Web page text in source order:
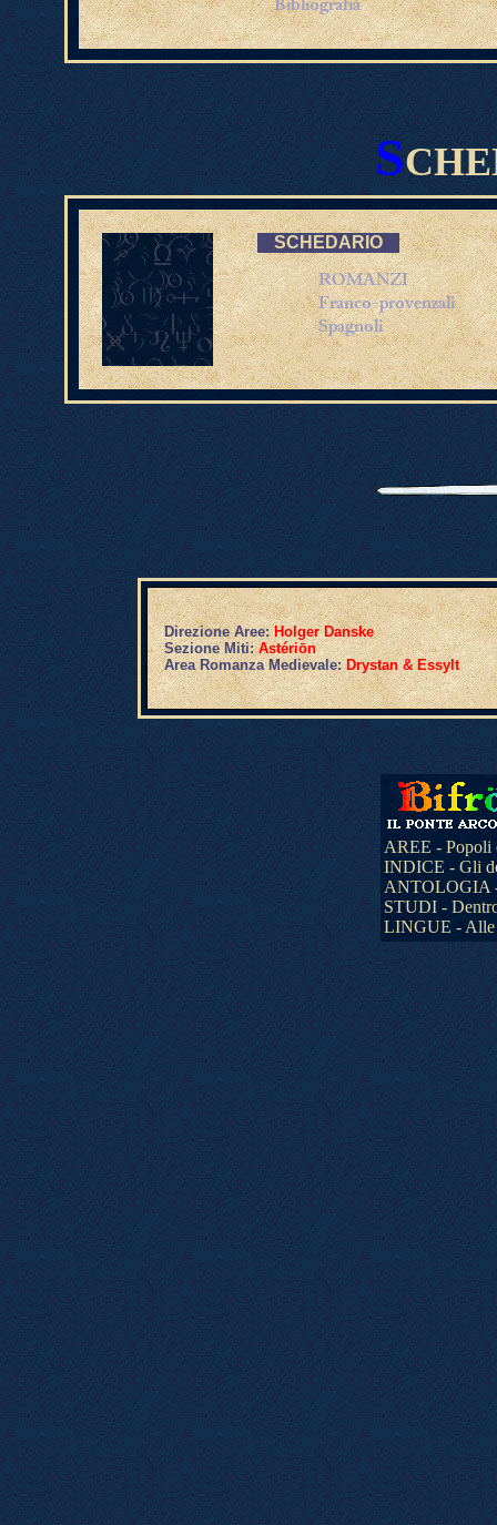
Bibliografia
S
SCHEDARIO
ROMANZI
Franco-provenzali
Spagnoli
Direzione Aree:Holger Danske
Sezione Miti:Astériōn
Area Romanza Medievale:Drystan&Essylt
AREE - Popoli
INDICE - Gli
ANTOLOGIA
STUDI -
LINGUE - Alle